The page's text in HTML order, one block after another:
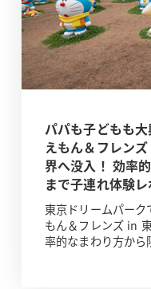
パパも子どもも
えもん＆フレン
界へ没入！ 効率
まで子連れ体験レ
東京ドリームパー
もん＆フレンズ in
率的なまわり方から